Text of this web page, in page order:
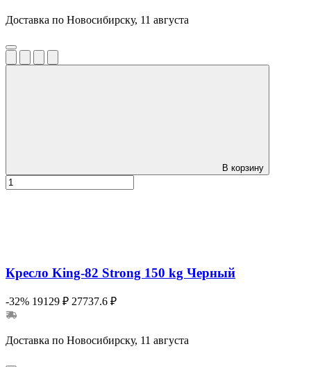
Доставка по Новосибирску, 11 августа
В корзину
Кресло King-82 Strong 150 kg Черный
-32% 19129 ₽ 27737.6 ₽
Доставка по Новосибирску, 11 августа